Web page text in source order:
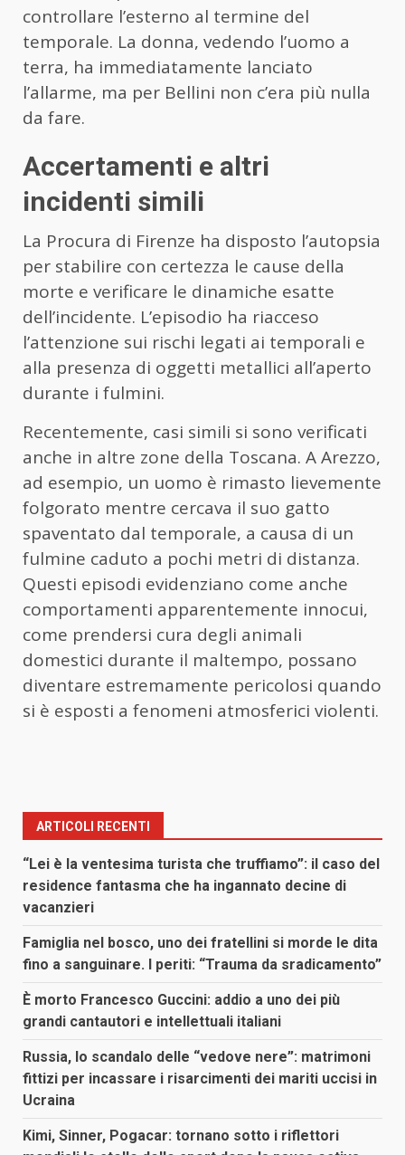
controllare l’esterno al termine del
temporale. La donna, vedendo l’uomo a
terra, ha immediatamente lanciato
l’allarme, ma per Bellini non c’era più nulla
da fare.
Accertamenti e altri
incidenti simili
La Procura di Firenze ha disposto l’autopsia
per stabilire con certezza le cause della
morte e verificare le dinamiche esatte
dell’incidente. L’episodio ha riacceso
l’attenzione sui rischi legati ai temporali e
alla presenza di oggetti metallici all’aperto
durante i fulmini.
Recentemente, casi simili si sono verificati
anche in altre zone della Toscana. A Arezzo,
ad esempio, un uomo è rimasto lievemente
folgorato mentre cercava il suo gatto
spaventato dal temporale, a causa di un
fulmine caduto a pochi metri di distanza.
Questi episodi evidenziano come anche
comportamenti apparentemente innocui,
come prendersi cura degli animali
domestici durante il maltempo, possano
diventare estremamente pericolosi quando
si è esposti a fenomeni atmosferici violenti.
ARTICOLI RECENTI
“Lei è la ventesima turista che truffiamo”: il caso del
residence fantasma che ha ingannato decine di
vacanzieri
Famiglia nel bosco, uno dei fratellini si morde le dita
fino a sanguinare. I periti: “Trauma da sradicamento”
È morto Francesco Guccini: addio a uno dei più
grandi cantautori e intellettuali italiani
Russia, lo scandalo delle “vedove nere”: matrimoni
fittizi per incassare i risarcimenti dei mariti uccisi in
Ucraina
Kimi, Sinner, Pogacar: tornano sotto i riflettori